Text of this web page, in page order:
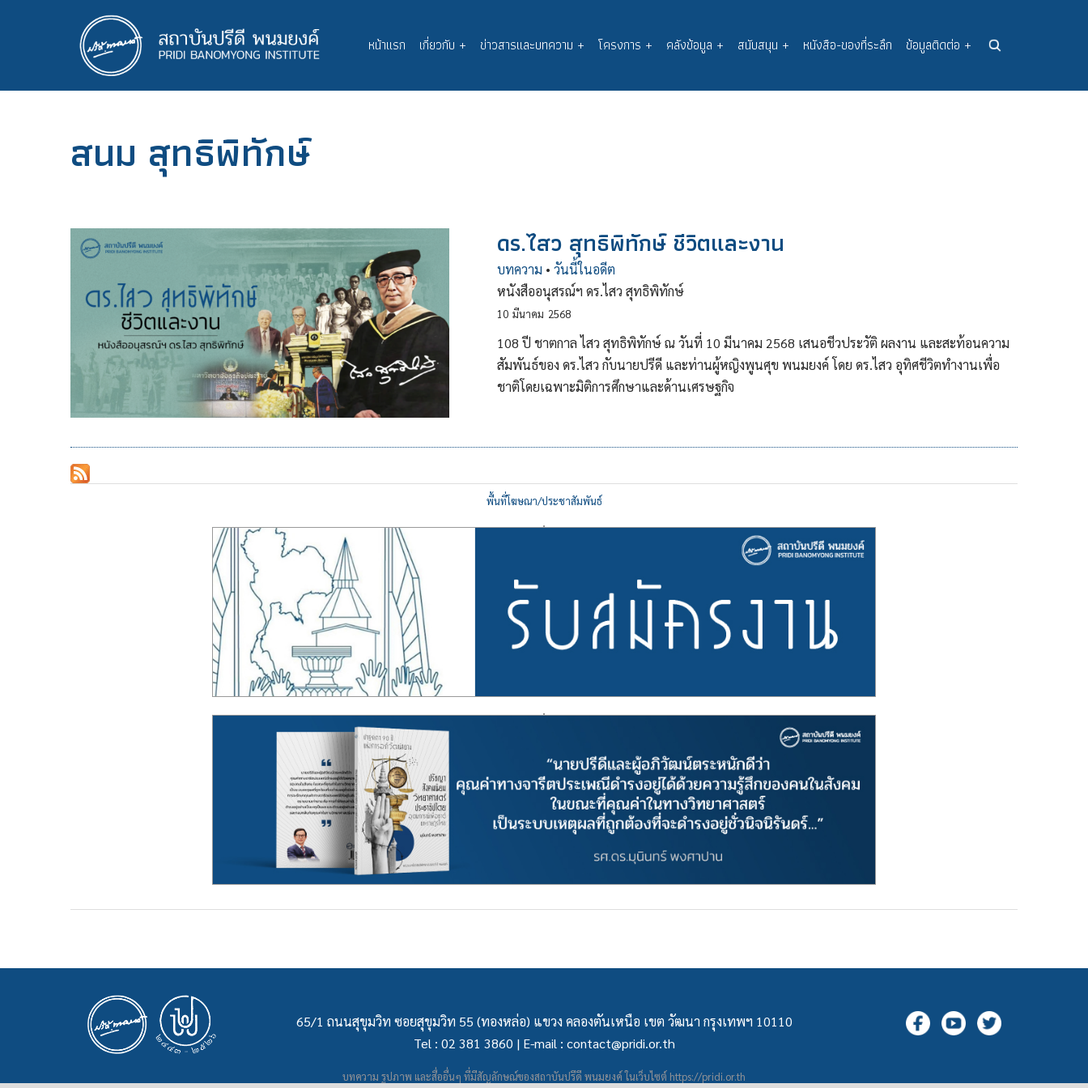
Main
navigation
หน้าแรก เกี่ยวกับ + ข่าวสารและบทความ + โครงการ + คลังข้อมูล + สนับสนุน + หนังสือ-ของที่ระลึก ข้อมูลติดต่อ +
สนม สุทธิพิทักษ์
ดร.ไสว สุทธิพิทักษ์ ชีวิตและงาน
บทความ • วันนี้ในอดีต
หนังสืออนุสรณ์ฯ ดร.ไสว สุทธิพิทักษ์
10 มีนาคม 2568
108 ปี ชาตกาล ไสว สุทธิพิทักษ์ ณ วันที่ 10 มีนาคม 2568 เสนอชีวประวัติ ผลงาน และสะท้อนความ
สัมพันธ์ของ ดร.ไสว กับนายปรีดี และท่านผู้หญิงพูนศุข พนมยงค์ โดย ดร.ไสว อุทิศชีวิตทำงานเพื่อ
ชาติโดยเฉพาะมิติการศึกษาและด้านเศรษฐกิจ
พื้นที่โฆษณา/ประชาสัมพันธ์
65/1 ถนนสุขุมวิท ซอยสุขุมวิท 55 (ทองหล่อ) แขวง คลองตันเหนือ เขต วัฒนา กรุงเทพฯ 10110
Tel : 02 381 3860 | E-mail : contact@pridi.or.th
บทความ รูปภาพ และสื่ออื่นๆ ที่มีสัญลักษณ์ของสถาบันปรีดี พนมยงค์ ในเว็บไซต์ https://pridi.or.th